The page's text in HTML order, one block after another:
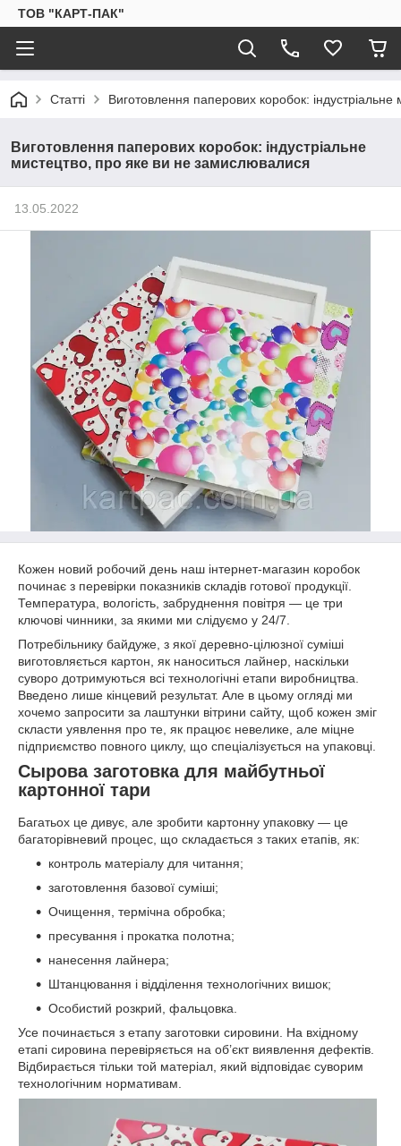
ТОВ "КАРТ-ПАК"
Статті Виготовлення паперових коробок:
Виготовлення паперових коробок: індустріальне
мистецтво, про яке ви не замислювалися
13.05.2022
Кожен новий робочий день наш інтернет-магазин коробок
починає з перевірки показників складів готової продукції.
Температура, вологість, забруднення повітря — це три
ключові чинники, за якими ми слідуємо у 24/7.
Потребільнику байдуже, з якої деревно-цілюзної суміші
виготовляється картон, як наноситься лайнер, наскільки
суворо дотримуються всі технологічні етапи виробництва.
Введено лише кінцевий результат. Але в цьому огляді ми
хочемо запросити за лаштунки вітрини сайту, щоб кожен зміг
скласти уявлення про те, як працює невелике, але міцне
підприємство повного циклу, що спеціалізується на упаковці.
Сырова заготовка для майбутньої
картонної тари
Багатьох це дивує, але зробити картонну упаковку — це
багаторівневий процес, що складається з таких етапів, як:
контроль матеріалу для читання;
заготовлення базової суміші;
Очищення, термічна обробка;
пресування і прокатка полотна;
нанесення лайнера;
Штанцювання і відділення технологічних вишок;
Особистий розкрий, фальцовка.
Усе починається з етапу заготовки сировини. На вхідному
етапі сировина перевіряється на об’єкт виявлення дефектів.
Відбирається тільки той матеріал, який відповідає суворим
технологічним нормативам.